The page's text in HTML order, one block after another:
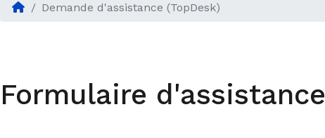
Demande d'assistance (TopDesk)
Formulaire d'assistance